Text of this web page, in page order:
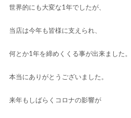
世界的にも大変な1年でしたが、
当店は今年も皆様に支えられ、
何とか1年を締めくくる事が出来ました。
本当にありがとうございました。
来年もしばらくコロナの影響が